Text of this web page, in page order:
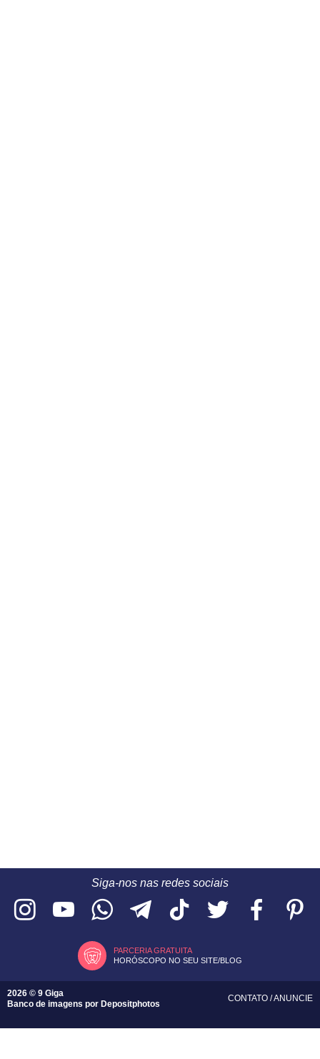
Siga-nos nas redes sociais
PARCERIA GRATUITA
HORÓSCOPO NO SEU SITE/BLOG
2026 © 9 Giga
Banco de imagens por Depositphotos
CONTATO /ANUNCIE